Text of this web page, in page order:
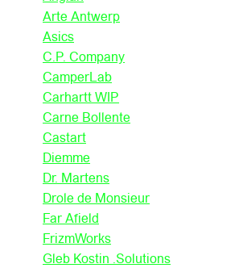
Arte Antwerp
Asics
C.P. Company
CamperLab
Carhartt WIP
Carne Bollente
Castart
Diemme
Dr. Martens
Drole de Monsieur
Far Afield
FrizmWorks
Gleb Kostin .Solutions